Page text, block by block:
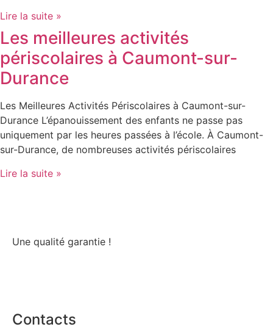
Lire la suite »
Les meilleures activités
périscolaires à Caumont-sur-
Durance
Les Meilleures Activités Périscolaires à Caumont-sur-
Durance L’épanouissement des enfants ne passe pas
uniquement par les heures passées à l’école. À Caumont-
sur-Durance, de nombreuses activités périscolaires
Lire la suite »
Une qualité garantie !
Contacts